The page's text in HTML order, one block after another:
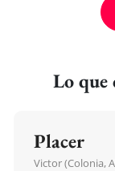
Lo que
Placer
Victor (Colonia,